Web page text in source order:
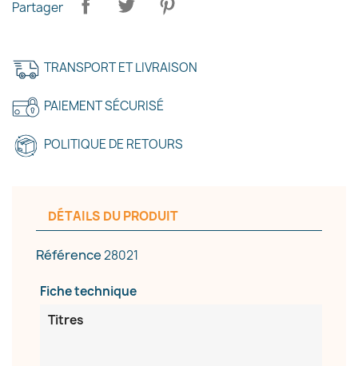
Partager
TRANSPORT ET LIVRAISON
PAIEMENT SÉCURISÉ
POLITIQUE DE RETOURS
DÉTAILS DU PRODUIT
Référence28021
Fiche technique
Titres
Créer une liste d'envies
Nom de la liste d'envies
Annuler Créer une liste d'envies